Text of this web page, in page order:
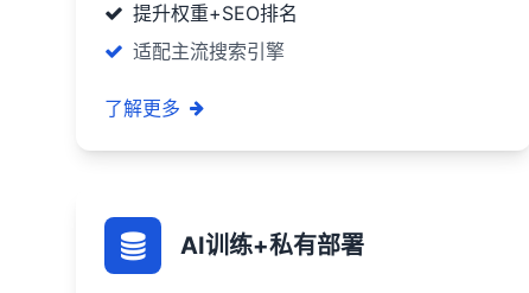
提升权重+SEO排名
适配主流搜索引擎
了解更多
AI训练+私有部署